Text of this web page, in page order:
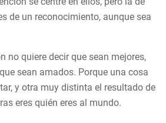
de un reconocimiento, aunque sea
no quiere decir que sean mejores,
sean amados. Porque una cosa
y otra muy distinta el resultado de
eres quién eres al mundo.